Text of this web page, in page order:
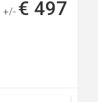
+/- € 497